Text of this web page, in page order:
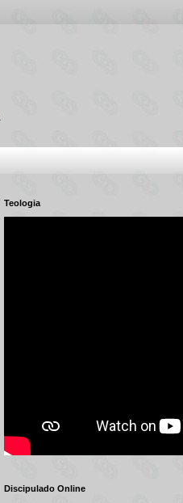
Teologia
Discipulado Online